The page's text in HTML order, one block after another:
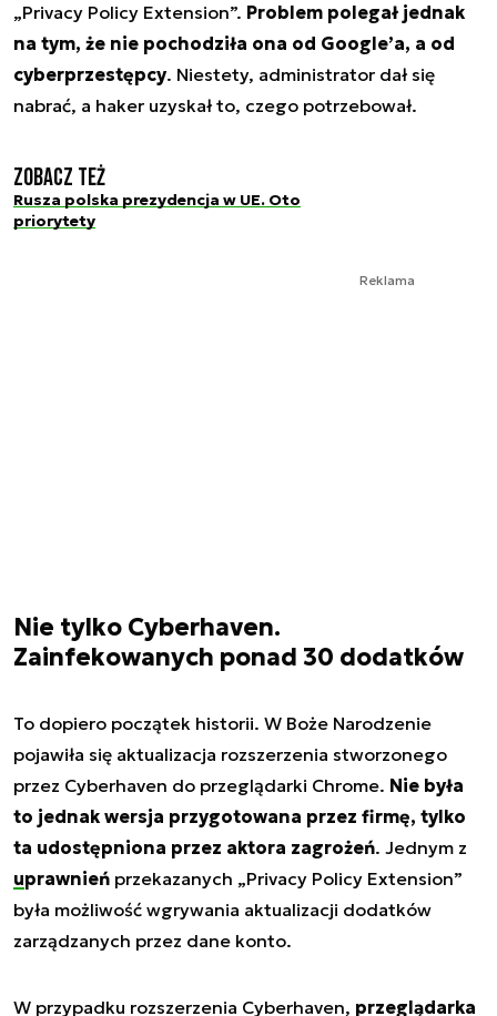
„Privacy Policy Extension”. Problem polegał jednak
na tym, że nie pochodziła ona od Google’a, a od
cyberprzestępcy. Niestety, administrator dał się
nabrać, a haker uzyskał to, czego potrzebował.
Zobacz też
Rusza polska prezydencja w UE. Oto
priorytety
Reklama
Nie tylko Cyberhaven.
Zainfekowanych ponad 30 dodatków
To dopiero początek historii. W Boże Narodzenie
pojawiła się aktualizacja rozszerzenia stworzonego
przez Cyberhaven do przeglądarki Chrome. Nie była
to jednak wersja przygotowana przez firmę, tylko
ta udostępniona przez aktora zagrożeń. Jednym z
uprawnień przekazanych „Privacy Policy Extension”
była możliwość wgrywania aktualizacji dodatków
zarządzanych przez dane konto.
W przypadku rozszerzenia Cyberhaven, przeglądarka